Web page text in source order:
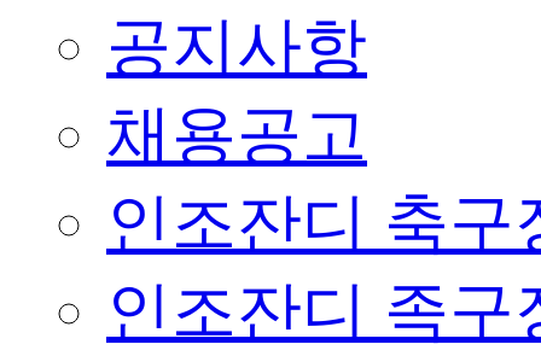
공지사항
채용공고
인조잔디 축구
인조잔디 족구